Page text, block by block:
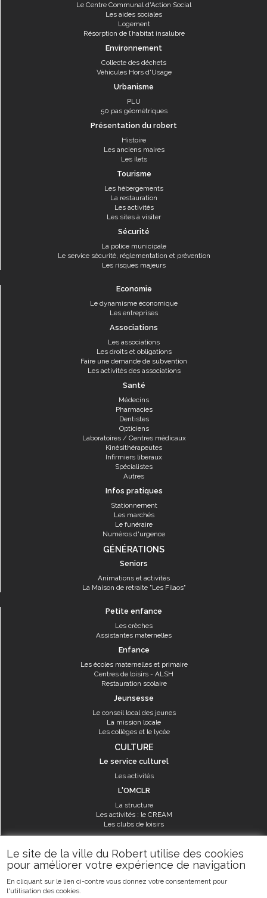
Le site de la ville du Robert utilise des cookies
pour améliorer votre expérience de navigation
En cliquant sur le lien ci-contre vous donnez votre consentement pour
l'utilisation des cookies.
Le Centre Communal d'Action Social
Les aides sociales
Logement
Résorption de l’habitat insalubre
Environnement
Collecte des déchets
Véhicules Hors d'Usage
Urbanisme
PLU
50 pas géométriques
Présentation du robert
Histoire
Les anciens maires
Les îlets
Tourisme
Les hébergements
La restauration
Les activités
Les sites à visiter
Sécurité
La police municipale
Le service sécurité, réglementation et prévention
Les risques majeurs
Economie
Le dynamisme économique
Les entreprises
Associations
Les associations
Les droits et obligations
Faire une demande de subvention
Les activités des associations
Santé
Médecins
Pharmacies
Dentistes
Opticiens
Laboratoires / Centres médicaux
Kinésithérapeutes
Infirmiers libéraux
Spécialistes
Autres
Infos pratiques
Stationnement
Les marchés
Le funéraire
Numéros d'urgence
GÉNÉRATIONS
Seniors
Animations et activités
La Maison de retraite "Les Filaos"
Petite enfance
Les crèches
Assistantes maternelles
Enfance
Les écoles maternelles et primaire
Centres de loisirs - ALSH
Restauration scolaire
Jeunsesse
Le conseil local des jeunes
La mission locale
Les collèges et le lycée
CULTURE
Le service culturel
Les activités
L'OMCLR
La structure
Les activités : le CREAM
Les clubs de loisirs
SPORT
Les équipements sportifs
Les aménagements municipaux
Les activités